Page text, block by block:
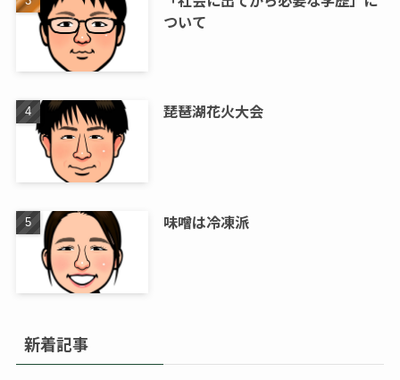
ついて
琵琶湖花火大会
味噌は冷凍派
新着記事